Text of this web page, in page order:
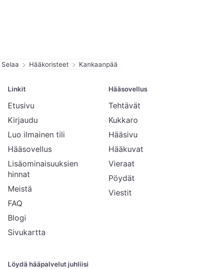
Selaa Hääkoristeet Kankaanpää
Linkit
Etusivu
Kirjaudu
Luo ilmainen tili
Hääsovellus
Lisäominaisuuksien
hinnat
Meistä
FAQ
Blogi
Sivukartta
Hääsovellus
Tehtävät
Kukkaro
Hääsivu
Hääkuvat
Vieraat
Pöydät
Viestit
Löydä hääpalvelut juhliisi